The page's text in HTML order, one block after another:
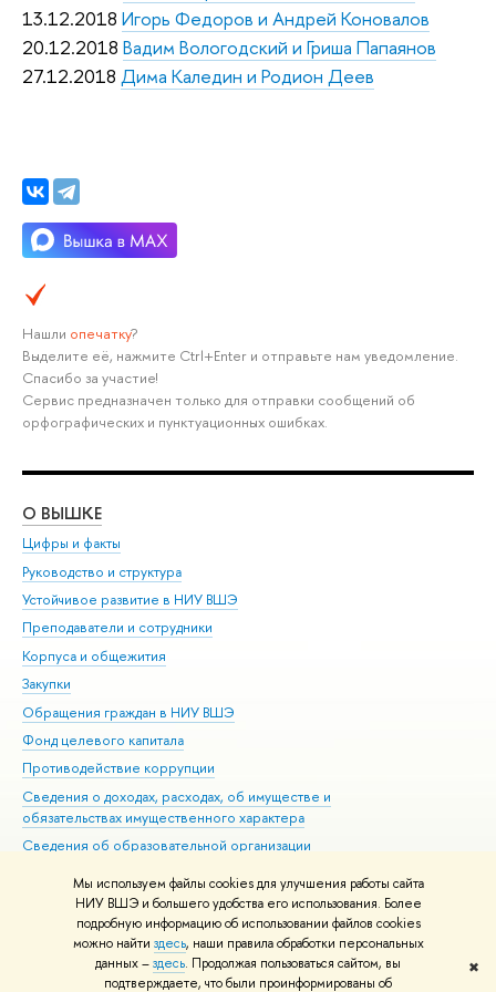
Мы используем файлы cookies для улучшения работы сайта
НИУ ВШЭ и большего удобства его использования. Более
подробную информацию об использовании файлов cookies
можно найти здесь, наши правила обработки персональных
данных –здесь. Продолжая пользоваться сайтом, вы
подтверждаете, что были проинформированы об
✖
13.12.2018 Игорь Федоров и Андрей Коновалов
20.12.2018 Вадим Вологодский и Гриша Папаянов
27.12.2018 Дима Каледин и Родион Деев
Нашли опечатку?
Выделите её, нажмите Ctrl+Enter и отправьте нам уведомление.
Спасибо за участие!
Сервис предназначен только для отправки сообщений об
орфографических и пунктуационных ошибках.
О ВЫШКЕ
Цифры и факты
Руководство и структура
Устойчивое развитие в НИУ ВШЭ
Преподаватели и сотрудники
Корпуса и общежития
Закупки
Обращения граждан в НИУ ВШЭ
Фонд целевого капитала
Противодействие коррупции
Сведения о доходах, расходах, об имуществе и
обязательствах имущественного характера
Сведения об образовательной организации
Людям с ограниченными возможностями здоровья
Единая платежная страница
Работа в Вышке